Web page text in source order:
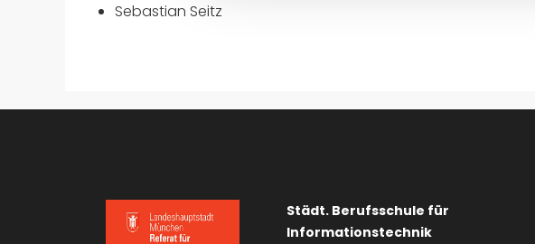
Sebastian Seitz
Städt. Berufsschule für
Informationstechnik